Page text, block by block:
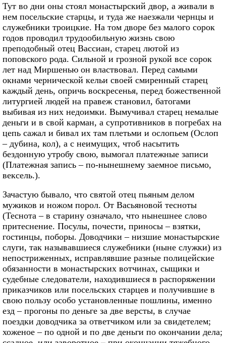
Тут во дни оны стоял монастырский двор, а живали в
нем посельские старцы, и туда же наезжали чернцы и
служебники троицкие. На том дворе без малого сорок
годов проводил трудообильную жизнь свою
преподобный отец Вассиан, старец лютой из
поповского рода. Сильной и грозной рукой все сорок
лет над Миршенью он властвовал. Перед самыми
окнами чернической кельи своей смиренный старец
каждый день, опричь воскресенья, перед божественной
литургией людей на правеж становил, батогами
выбивая из них недоимки. Вымучивал старец немалые
деньги и в свой карман, а супротивников в погребах на
цепь сажал и бивал их там плетьми и ослопьем (Ослоп
– дубина, кол), а с неимущих, чтоб насытить
бездонную утробу свою, вымогал платежные записи
(Платежная запись – по-нынешнему заемное письмо,
вексель.).
Зачастую бывало, что святой отец пьяным делом
мужиков и ножом порол. От Васьяновой тесноты
(Теснота – в старину означало, что нынешнее слово
притеснение. Посулы, почести, приносы – взятки,
гостинцы, поборы. Доводчики – низшие монастырские
слуги, так называвшиеся служебники (ныне служки) из
непостриженных, исправлявшие разные полицейские
обязанности в монастырских вотчинах, сыщики и
судебные следователи, находившиеся в распоряжении
приказчиков или посельских старцев и получившие в
свою пользу особо установленные пошлины, именно
езд – прогоны по деньге за две версты, в случае
поездки доводчика за ответчиком или за свидетелем;
хоженое – по одной и по две деньги по окончании дела;